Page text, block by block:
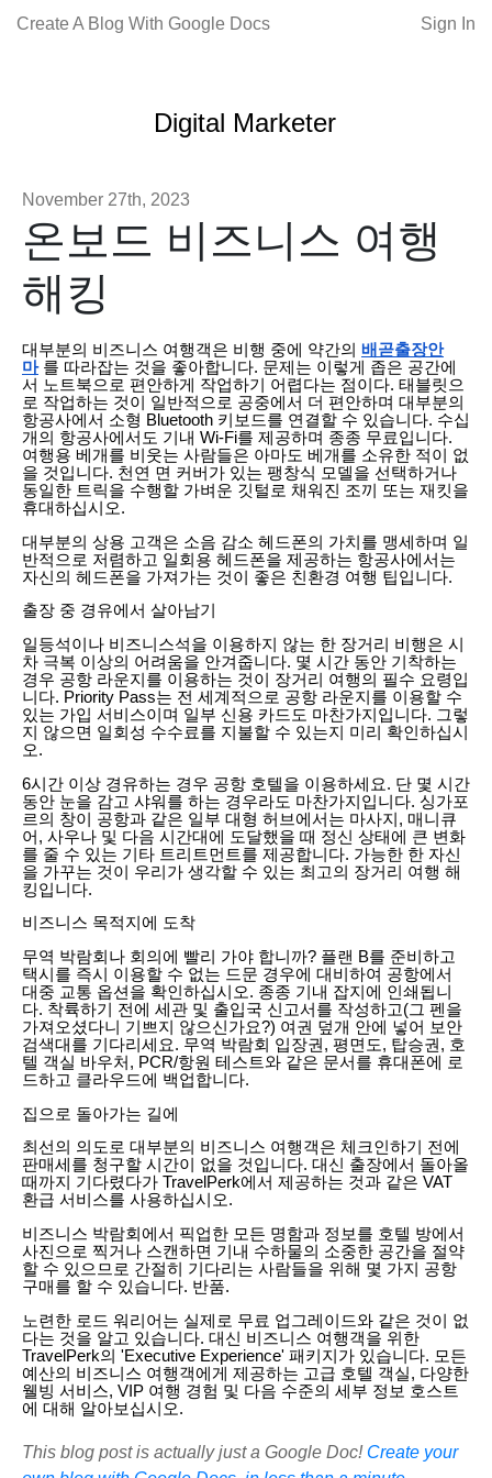
Create A Blog With Google Docs Sign In
Digital Marketer
November 27th, 2023
온보드 비즈니스 여행
해킹
대부분의 비즈니스 여행객은 비행 중에 약간의 배곧출장안
마를 따라잡는 것을 좋아합니다. 문제는 이렇게 좁은 공간에
서 노트북으로 편안하게 작업하기 어렵다는 점이다. 태블릿으
로 작업하는 것이 일반적으로 공중에서 더 편안하며 대부분의
항공사에서 소형 Bluetooth 키보드를 연결할 수 있습니다. 수십
개의 항공사에서도 기내 Wi-Fi를 제공하며 종종 무료입니다.
여행용 베개를 비웃는 사람들은 아마도 베개를 소유한 적이 없
을 것입니다. 천연 면 커버가 있는 팽창식 모델을 선택하거나
동일한 트릭을 수행할 가벼운 깃털로 채워진 조끼 또는 재킷을
휴대하십시오.
대부분의 상용 고객은 소음 감소 헤드폰의 가치를 맹세하며 일
반적으로 저렴하고 일회용 헤드폰을 제공하는 항공사에서는
자신의 헤드폰을 가져가는 것이 좋은 친환경 여행 팁입니다.
출장 중 경유에서 살아남기
일등석이나 비즈니스석을 이용하지 않는 한 장거리 비행은 시
차 극복 이상의 어려움을 안겨줍니다. 몇 시간 동안 기착하는
경우 공항 라운지를 이용하는 것이 장거리 여행의 필수 요령입
니다. Priority Pass는 전 세계적으로 공항 라운지를 이용할 수
있는 가입 서비스이며 일부 신용 카드도 마찬가지입니다. 그렇
지 않으면 일회성 수수료를 지불할 수 있는지 미리 확인하십시
오.
6시간 이상 경유하는 경우 공항 호텔을 이용하세요. 단 몇 시간
동안 눈을 감고 샤워를 하는 경우라도 마찬가지입니다. 싱가포
르의 창이 공항과 같은 일부 대형 허브에서는 마사지, 매니큐
어, 사우나 및 다음 시간대에 도달했을 때 정신 상태에 큰 변화
를 줄 수 있는 기타 트리트먼트를 제공합니다. 가능한 한 자신
을 가꾸는 것이 우리가 생각할 수 있는 최고의 장거리 여행 해
킹입니다.
비즈니스 목적지에 도착
무역 박람회나 회의에 빨리 가야 합니까? 플랜 B를 준비하고
택시를 즉시 이용할 수 없는 드문 경우에 대비하여 공항에서
대중 교통 옵션을 확인하십시오. 종종 기내 잡지에 인쇄됩니
다. 착륙하기 전에 세관 및 출입국 신고서를 작성하고(그 펜을
가져오셨다니 기쁘지 않으신가요?) 여권 덮개 안에 넣어 보안
검색대를 기다리세요. 무역 박람회 입장권, 평면도, 탑승권, 호
텔 객실 바우처, PCR/항원 테스트와 같은 문서를 휴대폰에 로
드하고 클라우드에 백업합니다.
집으로 돌아가는 길에
최선의 의도로 대부분의 비즈니스 여행객은 체크인하기 전에
판매세를 청구할 시간이 없을 것입니다. 대신 출장에서 돌아올
때까지 기다렸다가 TravelPerk에서 제공하는 것과 같은 VAT
환급 서비스를 사용하십시오.
비즈니스 박람회에서 픽업한 모든 명함과 정보를 호텔 방에서
사진으로 찍거나 스캔하면 기내 수하물의 소중한 공간을 절약
할 수 있으므로 간절히 기다리는 사람들을 위해 몇 가지 공항
구매를 할 수 있습니다. 반품.
노련한 로드 워리어는 실제로 무료 업그레이드와 같은 것이 없
다는 것을 알고 있습니다. 대신 비즈니스 여행객을 위한
TravelPerk의 'Executive Experience' 패키지가 있습니다. 모든
예산의 비즈니스 여행객에게 제공하는 고급 호텔 객실, 다양한
웰빙 서비스, VIP 여행 경험 및 다음 수준의 세부 정보 호스트
에 대해 알아보십시오.
This blog post is actually just a Google Doc! Create your